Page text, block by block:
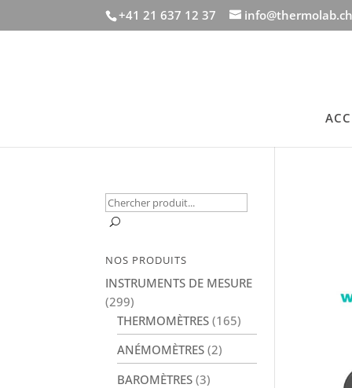
+41 21 637 12 37
Recherche
pour :
U
NOS PRODUITS
INSTRUMENTS DE MESURE
(299)
THERMOMÈTRES (165)
ANÉMOMÈTRES (2)
BAROMÈTRES (3)